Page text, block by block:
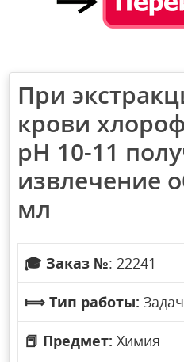
При
крови
рН 10-11
извлечение
мл
🎓 Заказ №: 22241
⟾ Тип работы:
📕 Предмет: Химия